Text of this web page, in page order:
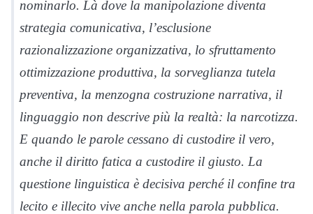
nominarlo. Là dove la manipolazione diventa
strategia comunicativa, l’esclusione
razionalizzazione organizzativa, lo sfruttamento
ottimizzazione produttiva, la sorveglianza tutela
preventiva, la menzogna costruzione narrativa, il
linguaggio non descrive più la realtà: la narcotizza.
E quando le parole cessano di custodire il vero,
anche il diritto fatica a custodire il giusto. La
questione linguistica è decisiva perché il confine tra
lecito e illecito vive anche nella parola pubblica.